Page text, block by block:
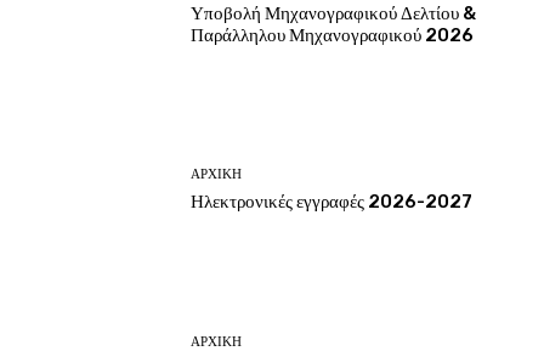
Υποβολή Μηχανογραφικού Δελτίου &
Παράλληλου Μηχανογραφικού 2026
ΑΡΧΙΚΗ
Ηλεκτρονικές εγγραφές 2026-2027
ΑΡΧΙΚΗ